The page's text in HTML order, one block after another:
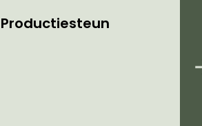
Productiesteun